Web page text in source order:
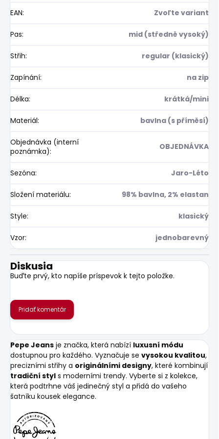
EAN: Zvoľte variant
Pas: mid (středně vysoký)
Střih: regular (klasický)
Zapínání: na zip
Délka: krátká/mini
Materiál: bavlna (s příměsí)
Objednávka (interní
poznámka): OBJEDNÁVKA
Sezóna: Jaro-Léto
Složení materiálu: 98% bavlna, 2% elastan
Style: klasický
Vzor: jednobarevný
Diskusia
Buďte prvý, kto napíše príspevok k tejto položke.
Pridať komentár
Pepe Jeans je značka, která nabízí luxusní módu
dostupnou pro každého. Vyznačuje se vysokou kvalitou,
precizními střihy a originálními designy, které kombinují
tradiční styl s moderními trendy. Vyberte si z kolekce,
která podtrhne váš jedinečný styl a přidá do vašeho
šatníku kousek elegance.